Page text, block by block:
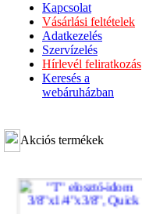
Kapcsolat
Vásárlási feltételek
Adatkezelés
Szervízelés
Hírlevél feliratkozás
Keresés a
webáruházban
Akciós termékek